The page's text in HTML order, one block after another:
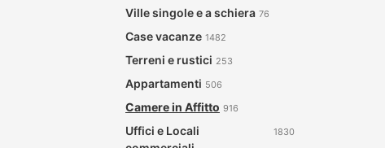
Ville singole e a schiera 76
Case vacanze 1482
Terreni e rustici 253
Appartamenti 506
Camere in Affitto 916
Uffici e Locali
1830